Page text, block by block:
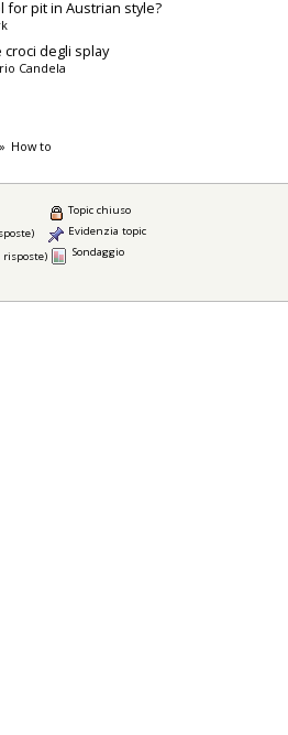
for pit in Austrian style?
degli splay
Candela
How to
Topic chiuso
Evidenzia topic
Sondaggio